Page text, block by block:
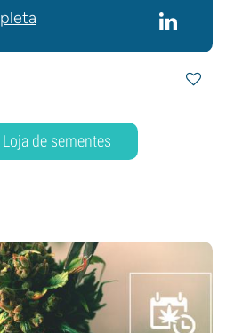
Loja de sementes